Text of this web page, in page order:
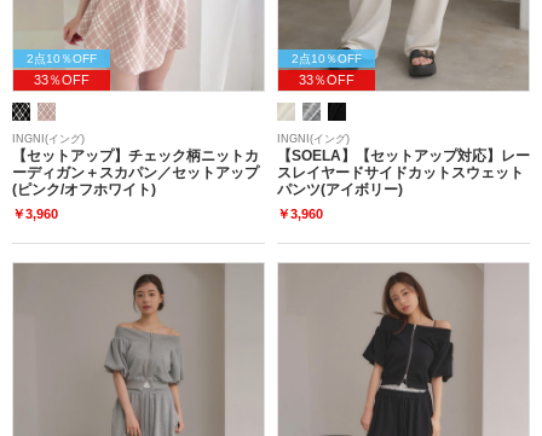
2点10％OFF
33％OFF
INGNI(イング)
【セットアップ】チェック柄ニットカ
ーディガン＋スカパン／セットアップ
(ピンク/オフホワイト)
￥3,960
2点10％OFF
33％OFF
INGNI(イング)
【SOELA】【セットアップ対応】レー
スレイヤードサイドカットスウェット
パンツ(アイボリー)
￥3,960